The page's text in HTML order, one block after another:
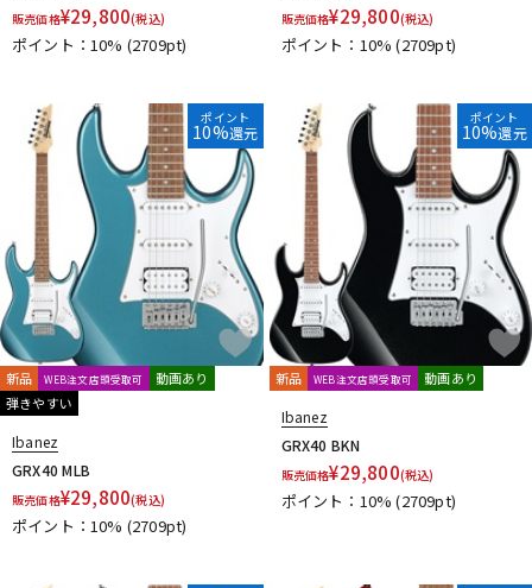
販売価格¥29,800(税込)
ポイント：10% (2709pt)
販売価格¥29,800(税込)
ポイント：10%(2709pt)
ポイント
10%還元
新品 WEB注文店頭受取可
動画あり
弾きやすい
Ibanez
GRX40 MLB
販売価格¥29,800(税込)
ポイント：10% (2709pt)
ポイント
10%還元
新品 WEB注文店頭受取可 動画あり
Ibanez
GRX40 BKN
販売価格¥29,800(税込)
ポイント：10%(2709pt)